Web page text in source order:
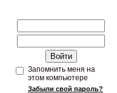
Запомнить меня на
этом компьютере
Забыли свой пароль?